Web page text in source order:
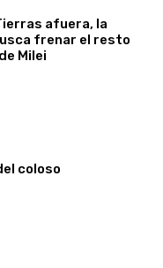
afuera, la
frenar el resto
Milei
coloso